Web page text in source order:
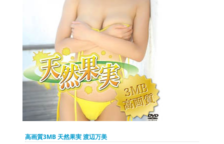
高画質3MB 天然果実 渡辺万美